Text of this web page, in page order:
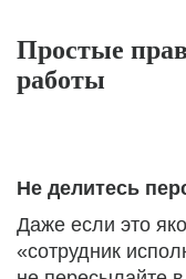
Простые
работы
Не делитесь
Даже если это
«сотрудник